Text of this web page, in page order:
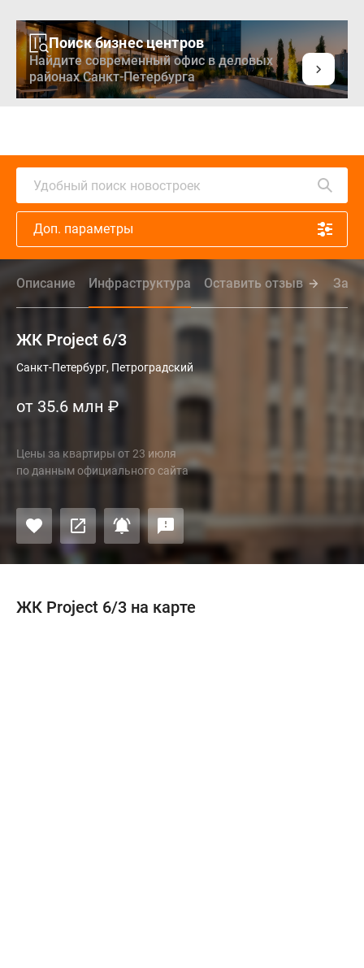
Поиск бизнес центров
Найдите современный офис в деловых
районах Санкт-Петербурга
Удобный поиск новостроек
Доп. параметры
Описание Инфраструктура Оставить отзыв
ЖК Project 6/3
Санкт-Петербург, Петроградский
от 35.6 млн ₽
Цены за квартиры от 23 июля
по данным официального сайта
ЖК Project 6/3 на карте